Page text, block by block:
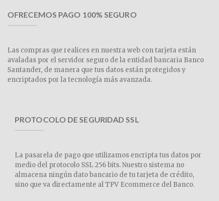
OFRECEMOS PAGO 100% SEGURO
Las compras que realices en nuestra web con tarjeta están
avaladas por el servidor seguro de la entidad bancaria Banco
Santander, de manera que tus datos están protegidos y
encriptados por la tecnología más avanzada.
PROTOCOLO DE SEGURIDAD SSL
La pasarela de pago que utilizamos encripta tus datos por
medio del protocolo SSL 256 bits. Nuestro sistema no
almacena ningún dato bancario de tu tarjeta de crédito,
sino que va directamente al TPV Ecommerce del Banco.